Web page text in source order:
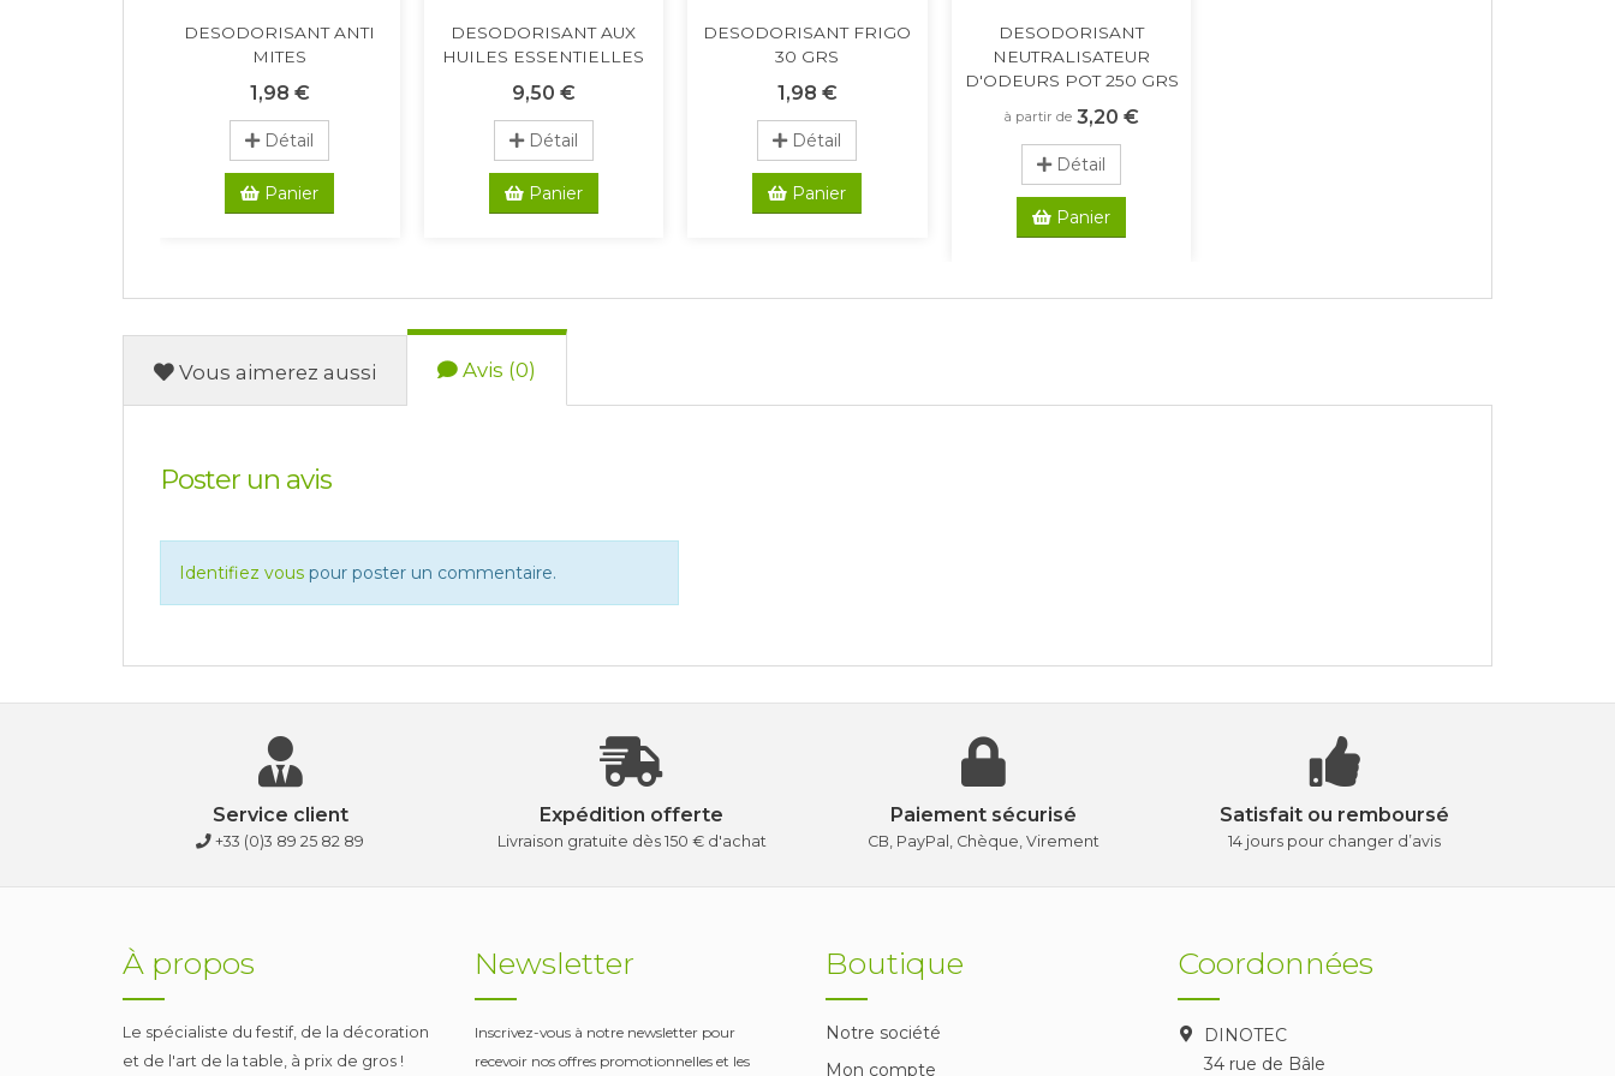
DESODORISANT ANTI
MITES
1,98 €
Détail
Panier
DESODORISANT AUX
HUILES ESSENTIELLES
9,50 €
Détail
Panier
DESODORISANT FRIGO
30 GRS
1,98 €
Détail
Panier
DESODORISANT
NEUTRALISATEUR
D'ODEURS POT 250 GRS
à partir de 3,20 €
Détail
Panier
Vous aimerez aussi Avis (0)
Poster un avis
Identifiez vous pour poster un commentaire.
Service client
+33 (0)3 89 25 82 89
Expédition offerte
Livraison gratuite dès 150 € d'achat
Paiement sécurisé
CB, PayPal, Chèque, Virement
Satisfait ou remboursé
14 jours pour changer d’avis
À propos
Le spécialiste du festif, de la décoration
et de l'art de la table, à prix de gros !
Newsletter
Inscrivez-vous à notre newsletter pour
recevoir nos offres promotionnelles et les
Boutique
Notre société
Mon compte
Coordonnées
DINOTEC
34 rue de Bâle